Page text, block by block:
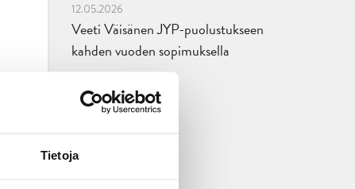
Tietoja
12.05.2026
Veeti Väisänen JYP-puolustukseen
kahden vuoden sopimuksella